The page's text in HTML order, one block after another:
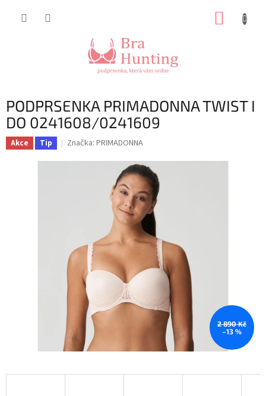
PODPRSENKA PRIMADONNA TWIST I
DO 0241608/0241609
Akce Tip Značka: PRIMADONNA
2 890 Kč
–13 %